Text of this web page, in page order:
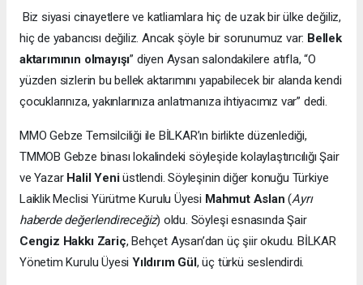
Biz siyasi cinayetlere ve katliamlara hiç de uzak bir ülke değiliz,
hiç de yabancısı değiliz. Ancak şöyle bir sorunumuz var: Bellek
aktarımının olmayışı” diyen Aysan salondakilere atıfla, “O
yüzden sizlerin bu bellek aktarımını yapabilecek bir alanda kendi
çocuklarınıza, yakınlarınıza anlatmanıza ihtiyacımız var” dedi.
MMO Gebze Temsilciliği ile BİLKAR’ın birlikte düzenlediği,
TMMOB Gebze binası lokalindeki söyleşide kolaylaştırıcılığı Şair
ve Yazar Halil Yeniüstlendi. Söyleşinin diğer konuğu Türkiye
Laiklik Meclisi Yürütme Kurulu Üyesi Mahmut Aslan (Ayrı
haberde değerlendireceğiz) oldu. Söyleşi esnasında Şair
Cengiz Hakkı Zariç, Behçet Aysan’dan üç şiir okudu. BİLKAR
Yönetim Kurulu Üyesi Yıldırım Gül , üç türkü seslendirdi.